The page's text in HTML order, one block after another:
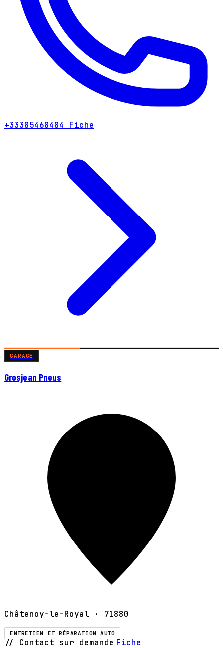
+33385468484 Fiche
GARAGE
Grosjean Pneus
Châtenoy-le-Royal · 71880
ENTRETIEN ET RÉPARATION AUTO
// Contact sur demande Fiche